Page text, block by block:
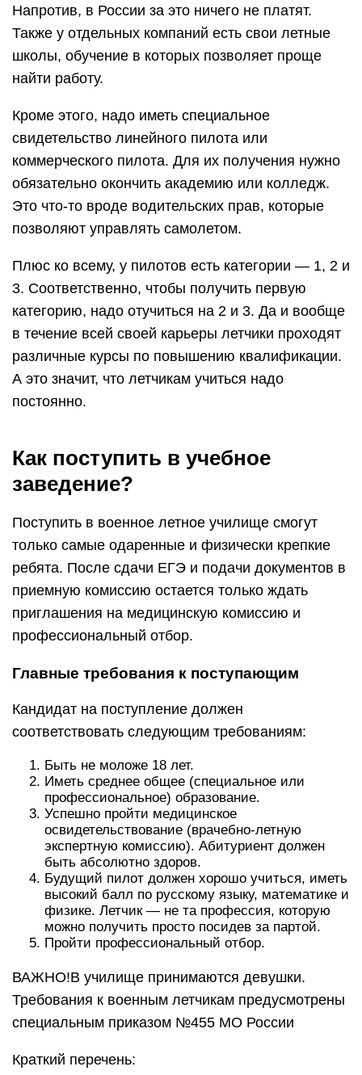
Напротив, в России за это ничего не платят.
Также у отдельных компаний есть свои летные
школы, обучение в которых позволяет проще
найти работу.
Кроме этого, надо иметь специальное
свидетельство линейного пилота или
коммерческого пилота. Для их получения нужно
обязательно окончить академию или колледж.
Это что-то вроде водительских прав, которые
позволяют управлять самолетом.
Плюс ко всему, у пилотов есть категории — 1, 2 и
3. Соответственно, чтобы получить первую
категорию, надо отучиться на 2 и 3. Да и вообще
в течение всей своей карьеры летчики проходят
различные курсы по повышению квалификации.
А это значит, что летчикам учиться надо
постоянно.
Как поступить в учебное
заведение?
Поступить в военное летное училище смогут
только самые одаренные и физически крепкие
ребята. После сдачи ЕГЭ и подачи документов в
приемную комиссию остается только ждать
приглашения на медицинскую комиссию и
профессиональный отбор.
Главные требования к поступающим
Кандидат на поступление должен
соответствовать следующим требованиям:
Быть не моложе 18 лет.
Иметь среднее общее (специальное или
профессиональное) образование.
Успешно пройти медицинское
освидетельствование (врачебно-летную
экспертную комиссию). Абитуриент должен
быть абсолютно здоров.
Будущий пилот должен хорошо учиться, иметь
высокий балл по русскому языку, математике и
физике. Летчик — не та профессия, которую
можно получить просто посидев за партой.
Пройти профессиональный отбор.
ВАЖНО!В училище принимаются девушки.
Требования к военным летчикам предусмотрены
специальным приказом №455 МО России
Краткий перечень: